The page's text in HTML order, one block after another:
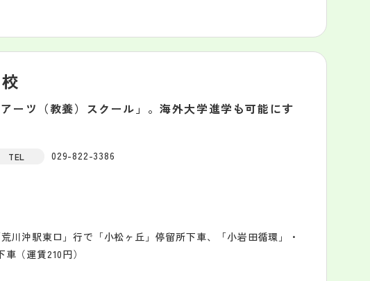
ーツ（教養）スクール」。海外大学進学も可能にす
TEL 029-822-3386
川沖駅東口」行で「小松ヶ丘」停留所下車、「小岩田循環」・
（運賃210円）